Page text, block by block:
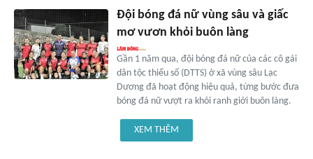
Đội bóng đá nữ vùng sâu và giấc
mơ vươn khỏi buôn làng
Gần 1 năm qua, đội bóng đá nữ của các cô gái
dân tộc thiểu số (DTTS) ở xã vùng sâu Lạc
Dương đã hoạt động hiệu quả, từng bước đưa
bóng đá nữ vượt ra khỏi ranh giới buôn làng.
XEM THÊM